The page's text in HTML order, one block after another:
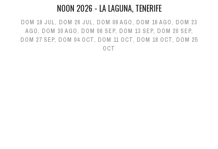
NOON 2026 - LA LAGUNA, TENERIFE
DOM 19 JUL, DOM 26 JUL, DOM 09 AGO, DOM 16 AGO, DOM 23
AGO, DOM 30 AGO, DOM 06 SEP, DOM 13 SEP, DOM 20 SEP,
DOM 27 SEP, DOM 04 OCT, DOM 11 OCT, DOM 18 OCT, DOM 25
OCT